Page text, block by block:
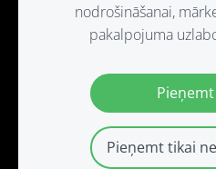
Paldies ka
nodrošināšanai,
pakalpojuma
Pieņemt tikai